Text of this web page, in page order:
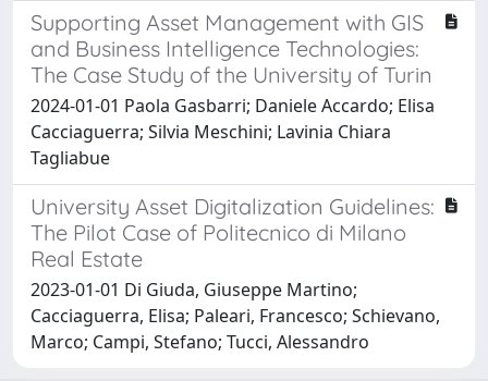
Supporting Asset Management with GIS
and Business Intelligence Technologies:
The Case Study of the University of Turin
2024-01-01 Paola Gasbarri; Daniele Accardo; Elisa
Cacciaguerra; Silvia Meschini; Lavinia Chiara
Tagliabue
University Asset Digitalization Guidelines:
The Pilot Case of Politecnico di Milano
Real Estate
2023-01-01 Di Giuda, Giuseppe Martino;
Cacciaguerra, Elisa; Paleari, Francesco; Schievano,
Marco; Campi, Stefano; Tucci, Alessandro